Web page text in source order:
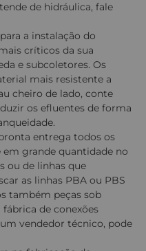
de hidráulica, fale
a instalação do
críticos da sua
e subcoletores. Os
mais resistente a
cheiro de lado, conte
os efluentes de forma
entrega todos os
em grande quantidade no
ou de linhas que
as linhas PBA ou PBS
também peças sob
de conexões
vendedor técnico, pode